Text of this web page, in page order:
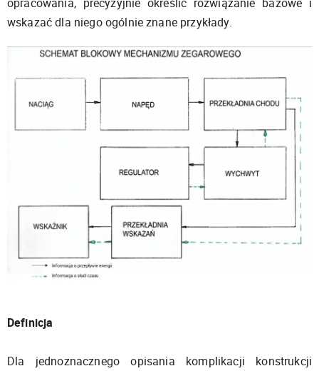
opracowania, precyzyjnie określić rozwiązanie bazowe i
wskazać dla niego ogólnie znane przykłady.
Definicja
Dla jednoznacznego opisania komplikacji konstrukcji